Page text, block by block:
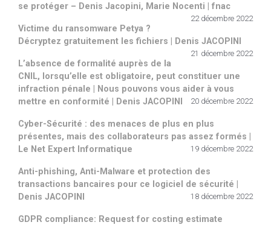
se protéger – Denis Jacopini, Marie Nocenti | fnac
22 décembre 2022
Victime du ransomware Petya ?
Décryptez gratuitement les fichiers | Denis JACOPINI
21 décembre 2022
L’absence de formalité auprès de la
CNIL, lorsqu’elle est obligatoire, peut constituer une
infraction pénale | Nous pouvons vous aider à vous
mettre en conformité | Denis JACOPINI
20 décembre 2022
Cyber-Sécurité : des menaces de plus en plus
présentes, mais des collaborateurs pas assez formés |
Le Net Expert Informatique
19 décembre 2022
Anti-phishing, Anti-Malware et protection des
transactions bancaires pour ce logiciel de sécurité |
Denis JACOPINI
18 décembre 2022
GDPR compliance: Request for costing estimate